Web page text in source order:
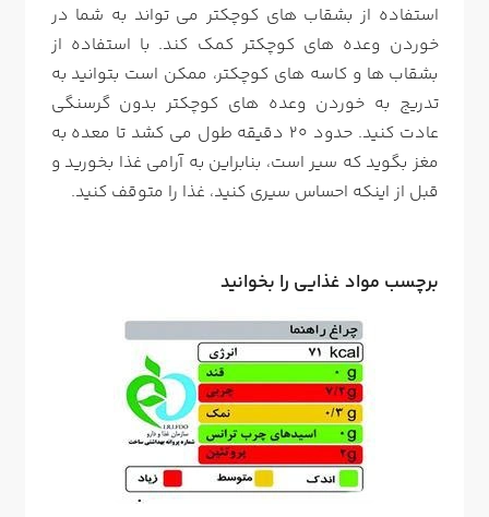
استفاده از بشقاب های کوچکتر می تواند به شما در
خوردن وعده های کوچکتر کمک کند. با استفاده از
بشقاب ها و کاسه های کوچکتر، ممکن است بتوانید به
تدریج به خوردن وعده های کوچکتر بدون گرسنگی
عادت کنید. حدود 20 دقیقه طول می کشد تا معده به
مغز بگوید که سیر است، بنابراین به آرامی غذا بخورید و
قبل از اینکه احساس سیری کنید، غذا را متوقف کنید.
برچسب مواد غذایی را بخوانید